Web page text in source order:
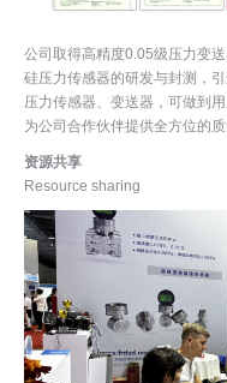
公司取得高精度0.05级压力变
硅压力传感器的研发与封测，
压力传感器、变送器，可做到
为公司合作伙伴提供全方位的质
资源共享
Resource sharing